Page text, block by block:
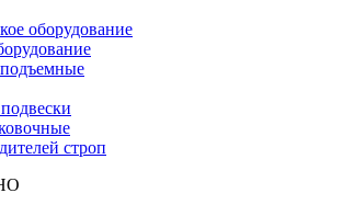
оборудование
строп